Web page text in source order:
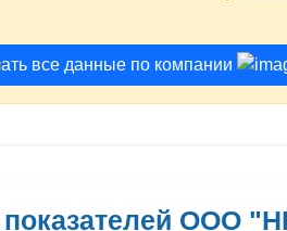
все данные по компании
ООО